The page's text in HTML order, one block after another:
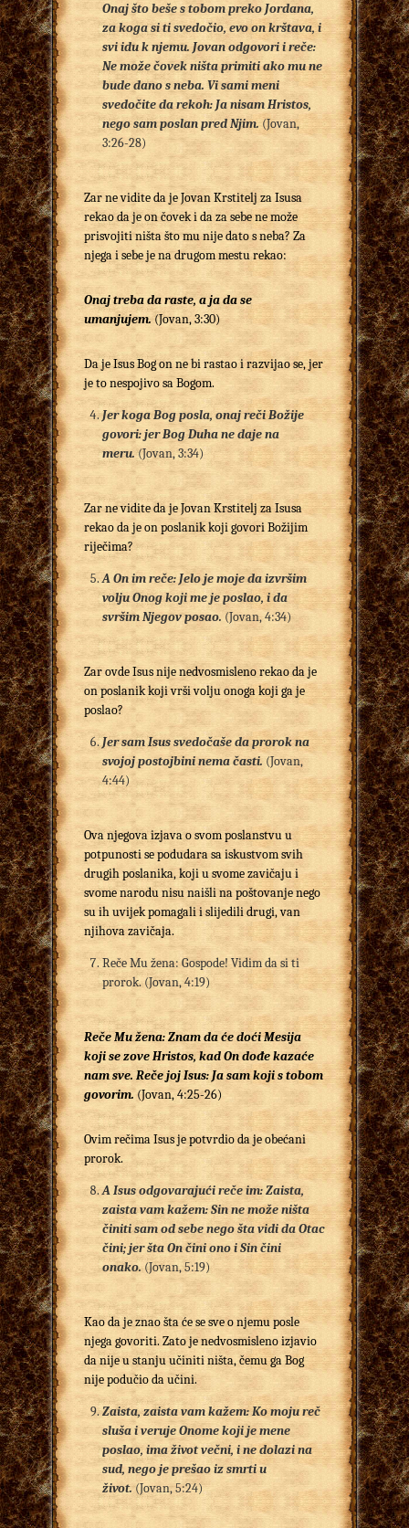
Onaj što beše s tobom preko Jordana,
za koga si ti svedočio, evo on krštava, i
svi idu k njemu. Jovan odgovori i reče:
Ne može čovek ništa primiti ako mu ne
bude dano s neba. Vi sami meni
svedočite da rekoh: Ja nisam Hristos,
nego sam poslan pred Njim. (Jovan,
3:26-28)
Zar ne vidite da je Jovan Krstitelj za Isusa
rekao da je on čovek i da za sebe ne može
prisvojiti ništa što mu nije dato s neba? Za
njega i sebe je na drugom mestu rekao:
Onaj treba da raste, a ja da se
umanjujem.(Jovan, 3:30)
Da je Isus Bog on ne bi rastao i razvijao se, jer
je to nespojivo sa Bogom.
Jer koga Bog posla, onaj reči Božije
govori: jer Bog Duha ne daje na
meru.(Jovan, 3:34)
Zar ne vidite da je Jovan Krstitelj za Isusa
rekao da je on poslanik koji govori Božijim
riječima?
A On im reče: Jelo je moje da izvršim
volju Onog koji me je poslao, i da
svršim Njegov posao. (Jovan, 4:34)
Zar ovde Isus nije nedvosmisleno rekao da je
on poslanik koji vrši volju onoga koji ga je
poslao?
Jer sam Isus svedočaše da prorok na
svojoj postojbini nema časti. (Jovan,
4:44)
Ova njegova izjava o svom poslanstvu u
potpunosti se podudara sa iskustvom svih
drugih poslanika, koji u svome zavičaju i
svome narodu nisu naišli na poštovanje nego
su ih uvijek pomagali i slijedili drugi, van
njihova zavičaja.
Reče Mu žena: Gospode! Vidim da si ti
prorok. (Jovan, 4:19)
Reče Mu žena: Znam da će doći Mesija
koji se zove Hristos, kad On dođe kazaće
nam sve. Reče joj Isus: Ja sam koji s tobom
govorim.(Jovan, 4:25-26)
Ovim rečima Isus je potvrdio da je obećani
prorok.
A Isus odgovarajući reče im: Zaista,
zaista vam kažem: Sin ne može ništa
činiti sam od sebe nego šta vidi da Otac
čini; jer šta On čini ono i Sin čini
onako.(Jovan, 5:19)
Kao da je znao šta će se sve o njemu posle
njega govoriti. Zato je nedvosmisleno izjavio
da nije u stanju učiniti ništa, čemu ga Bog
nije podučio da učini.
Zaista, zaista vam kažem: Ko moju reč
sluša i veruje Onome koji je mene
poslao, ima život večni, i ne dolazi na
sud, nego je prešao iz smrti u
život.(Jovan, 5:24)